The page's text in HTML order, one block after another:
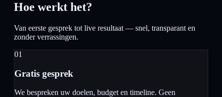
Hoe werkt het?
Van eerste gesprek tot live resultaat — snel, transparant en
zonder verrassingen.
01
Gratis gesprek
We bespreken uw doelen, budget en timeline. Geen